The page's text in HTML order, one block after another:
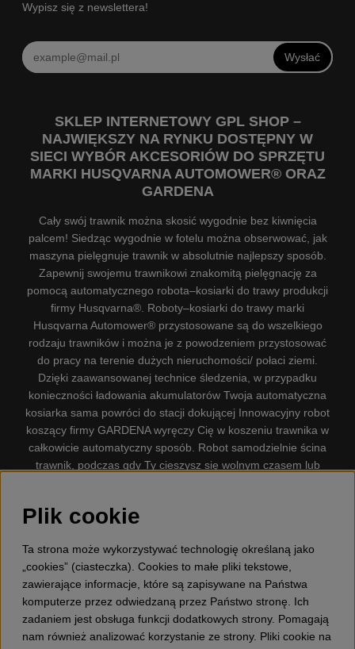
Wypisz się z newslettera!
Wysłać
SKLEP INTERNETOWY GPL SHOP –
NAJWIĘKSZY NA RYNKU DOSTĘPNY W
SIECI WYBÓR AKCESORIÓW DO SPRZĘTU
MARKI HUSQVARNA AUTOMOWER® ORAZ
GARDENA
Cały swój trawnik można skosić wygodnie bez kiwnięcia
palcem! Siedząc wygodnie w fotelu można obserwować, jak
maszyna pielęgnuje trawnik w absolutnie najlepszy sposób.
Zapewnij swojemu trawnikowi znakomitą pielęgnację za
pomocą automatycznego robota–kosiarki do trawy produkcji
firmy Husqvarna®. Roboty–kosiarki do trawy marki
Husqvarna Automower® przystosowane są do wszelkiego
rodzaju trawników i można je z powodzeniem przystosować
do pracy na terenie dużych nieruchomości/ połaci ziemi.
Dzięki zaawansowanej technice śledzenia, w przypadku
konieczności ładowania akumulatorów Twoja automatyczna
kosiarka sama powróci do stacji dokującej Innowacyjny robot
koszący firmy GARDENA wyręczy Cię w koszeniu trawnika w
całkowicie automatyczny sposób. Robot samodzielnie ścina
trawnik, podczas gdy Ty cieszysz się wolnym czasem lub
dostępną na rynku. Firma nasza dysponuje. Gplshop
ochronna, Wykaszarki, Podkaszarki, Nożyce do żywopłotów,
Kultywatory, Dmuchawy, Odśnieżarki, Myjka Ciśnieniowa,
Odkurzacz, Przecinarki, Siekiery, Narzędzia do prac leśnych,
Smary, Pojemniki, Zabawki dla dzieci ETC.
Plik cookie
Ta strona może wykorzystywać technologię określaną jako
„cookies” (ciasteczka). Cookies to małe pliki tekstowe,
zawierające informacje, które są zapisywane na Państwa
komputerze przez odwiedzaną przez Państwo stronę. Ich
zadaniem jest obsługa funkcji dodatkowych strony. Pomagają
nam również analizować korzystanie ze strony. Pliki cookie na